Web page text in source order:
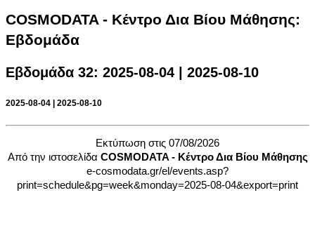
COSMODATA - Κέντρο Δια Βίου Μάθησης:
Eβδομάδα
Eβδομάδα 32: 2025-08-04 | 2025-08-10
2025-08-04 | 2025-08-10
Εκτύπωση στις 07/08/2026
Από την ιστοσελίδα COSMODATA - Κέντρο Δια Βίου Μάθησης
e-cosmodata.gr/el/events.asp?
print=schedule&pg=week&monday=2025-08-04&export=print